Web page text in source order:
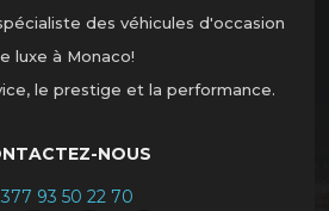
des véhicules d'occasion
luxe à Monaco!
le prestige et la performance.
NOUS
93 50 22 70